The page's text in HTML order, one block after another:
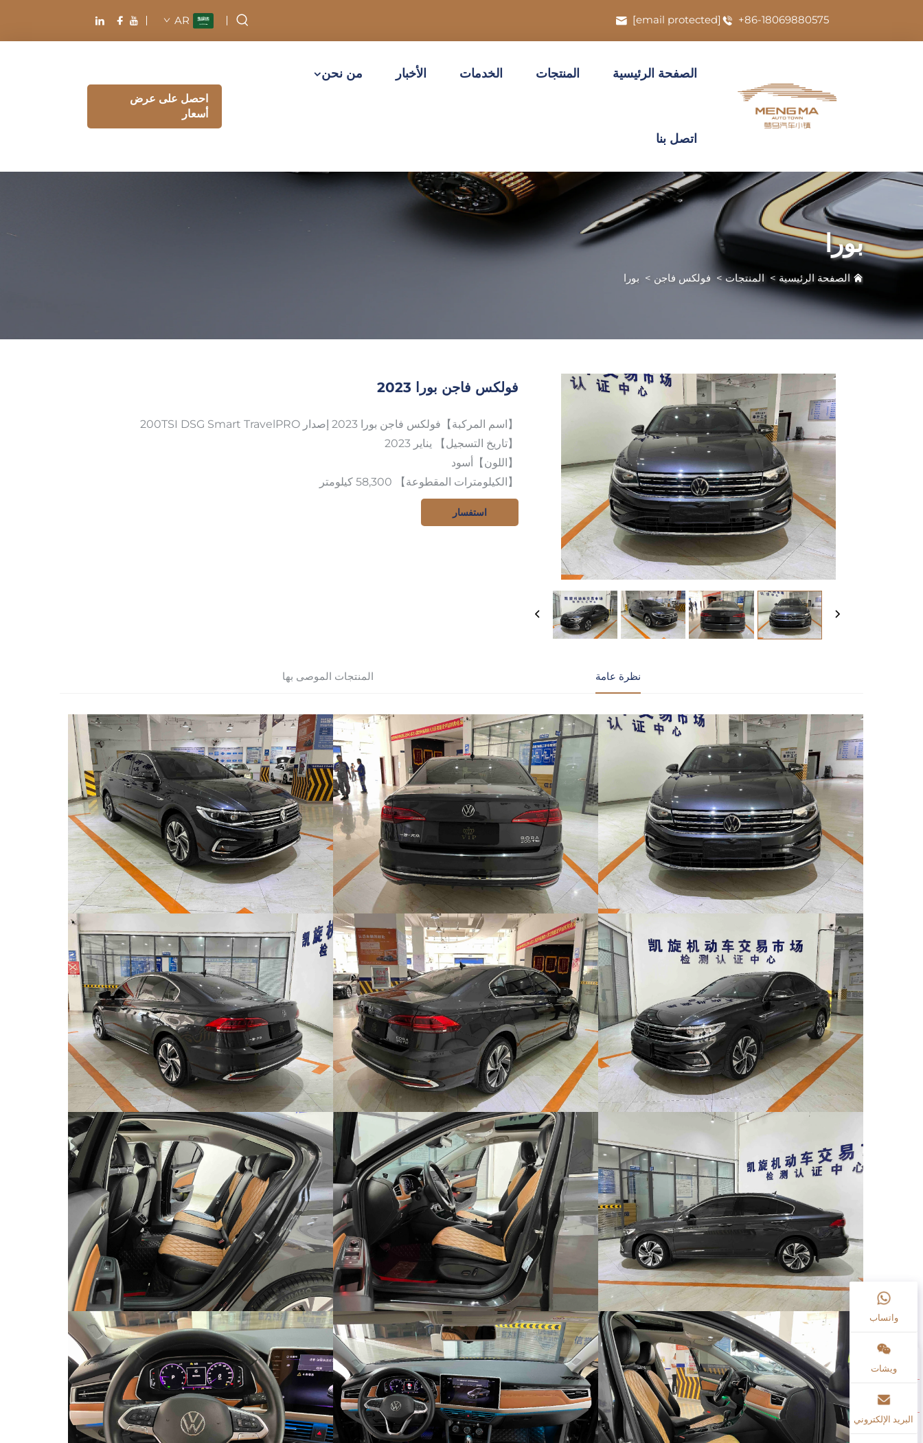
+86-18069880575
[email protected]
AR
الصفحة الرئيسية المنتجات الخدمات الأخبار من نحن
اتصل بنا
احصل على عرض
أسعار
بورا
الصفحة الرئيسية >المنتجات> فولكس فاجن > بورا
فولكس فاجن بورا 2023
【اسم المركبة】فولكس فاجن بورا 2023 إصدار 200TSI DSG Smart TravelPRO
【تاريخ التسجيل】 يناير 2023
【اللون】أسود
【الكيلومترات المقطوعة】 58,300 كيلومتر
استفسار
نظرة عامة المنتجات الموصى بها
واتساب
ويشات
البريد الإلكتروني